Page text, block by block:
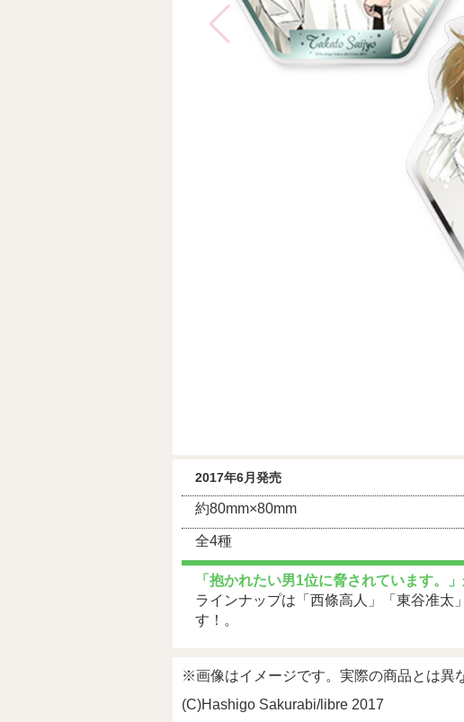
2017年6月発売
約80mm×80mm
全4種
「抱かれたい男1位に脅されています。
ラインナップは「西條高人」「東谷准太
す！。
※画像はイメージです。実際の商品とは異
(C)Hashigo Sakurabi/libre 2017